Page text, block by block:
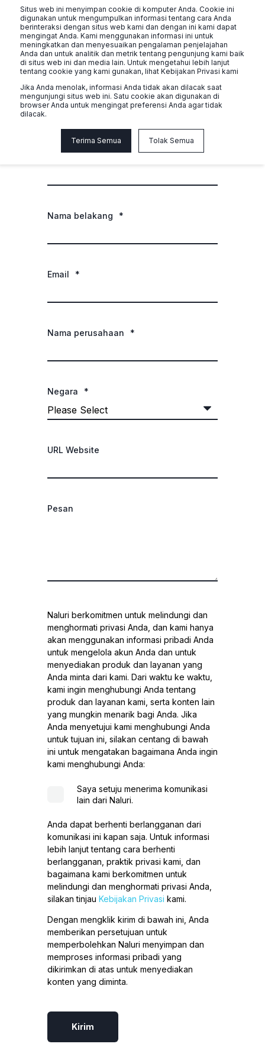
Situs web ini menyimpan cookie di komputer Anda. Cookie ini
digunakan untuk mengumpulkan informasi tentang cara Anda
berinteraksi dengan situs web kami dan dengan ini kami dapat
mengingat Anda. Kami menggunakan informasi ini untuk
meningkatkan dan menyesuaikan pengalaman penjelajahan
Anda dan untuk analitik dan metrik tentang pengunjung kami baik
di situs web ini dan media lain. Untuk mengetahui lebih lanjut
tentang cookie yang kami gunakan, lihat Kebijakan Privasi kami
Jika Anda menolak, informasi Anda tidak akan dilacak saat
mengunjungi situs web ini. Satu cookie akan digunakan di
browser Anda untuk mengingat preferensi Anda agar tidak
dilacak.
Terima Semua Tolak Semua
Media dan Pres
Nama belakang *
Email *
Nama perusahaan *
Negara *
URL Website
Pesan
Naluri berkomitmen untuk melindungi dan
menghormati privasi Anda, dan kami hanya
akan menggunakan informasi pribadi Anda
untuk mengelola akun Anda dan untuk
menyediakan produk dan layanan yang
Anda minta dari kami. Dari waktu ke waktu,
kami ingin menghubungi Anda tentang
produk dan layanan kami, serta konten lain
yang mungkin menarik bagi Anda. Jika
Anda menyetujui kami menghubungi Anda
untuk tujuan ini, silakan centang di bawah
ini untuk mengatakan bagaimana Anda ingin
kami menghubungi Anda:
Saya setuju menerima komunikasi
lain dari Naluri.
Anda dapat berhenti berlangganan dari
komunikasi ini kapan saja. Untuk informasi
lebih lanjut tentang cara berhenti
berlangganan, praktik privasi kami, dan
bagaimana kami berkomitmen untuk
melindungi dan menghormati privasi Anda,
silakan tinjau Kebijakan Privasi kami.
Dengan mengklik kirim di bawah ini, Anda
memberikan persetujuan untuk
memperbolehkan Naluri menyimpan dan
memproses informasi pribadi yang
dikirimkan di atas untuk menyediakan
konten yang diminta.